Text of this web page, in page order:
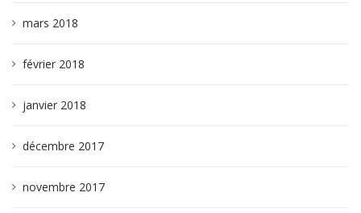
mars 2018
février 2018
janvier 2018
décembre 2017
novembre 2017